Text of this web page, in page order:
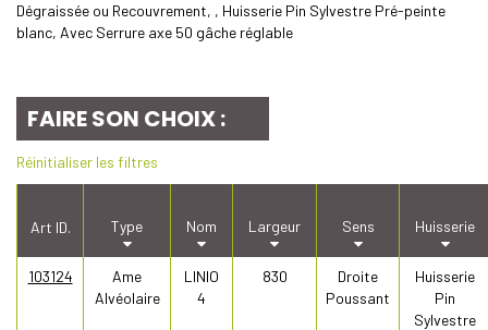
Dégraissée ou Recouvrement, , Huisserie Pin Sylvestre Pré-peinte
blanc, Avec Serrure axe 50 gâche réglable
FAIRE SON CHOIX :
Réinitialiser les filtres
Art ID. Type Nom Largeur Sens Huisserie
103124
Ame
Alvéolaire
LINIO
4
830
Droite
Poussant
Huisserie
Pin
Sylvestre